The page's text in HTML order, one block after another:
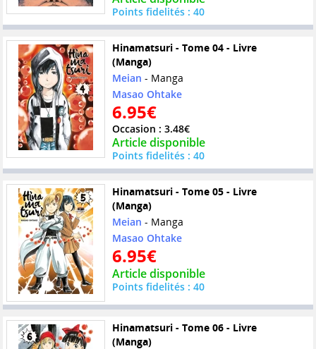
Points fidelités : 40
Hinamatsuri - Tome 04 - Livre
(Manga)
Meian - Manga
Masao Ohtake
6.95€
Occasion : 3.48€
Article disponible
Points fidelités : 40
Hinamatsuri - Tome 05 - Livre
(Manga)
Meian - Manga
Masao Ohtake
6.95€
Article disponible
Points fidelités : 40
Hinamatsuri - Tome 06 - Livre
(Manga)